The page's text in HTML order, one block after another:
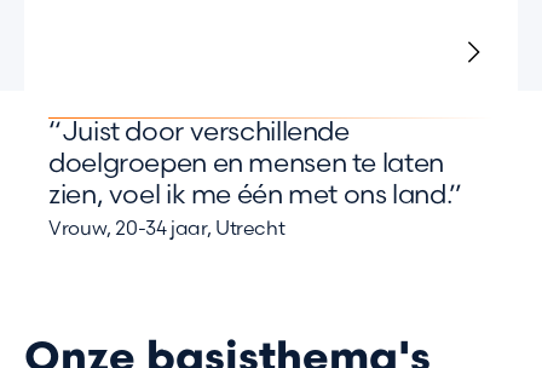
“Juist door verschillende
doelgroepen en mensen te laten
zien, voel ik me één met ons land.”
Vrouw, 20-34 jaar, Utrecht